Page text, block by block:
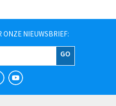
ONZE NIEUWSBRIEF:
GO